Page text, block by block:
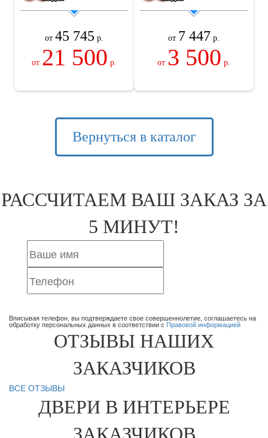
от 45 745 р.
от 21 500 р.
от 7 447 р.
от 3 500 р.
Вернуться в каталог
РАССЧИТАЕМ ВАШ ЗАКАЗ ЗА
5 МИНУТ!
Вписывая телефон, вы подтверждаете свое совершеннолетие, соглашаетесь на
обработку персональных данных в соответствии с Правовой информацией
ОТЗЫВЫ НАШИХ
ЗАКАЗЧИКОВ
ВСЕ ОТЗЫВЫ
ДВЕРИ В ИНТЕРЬЕРЕ
ЗАКАЗЧИКОВ